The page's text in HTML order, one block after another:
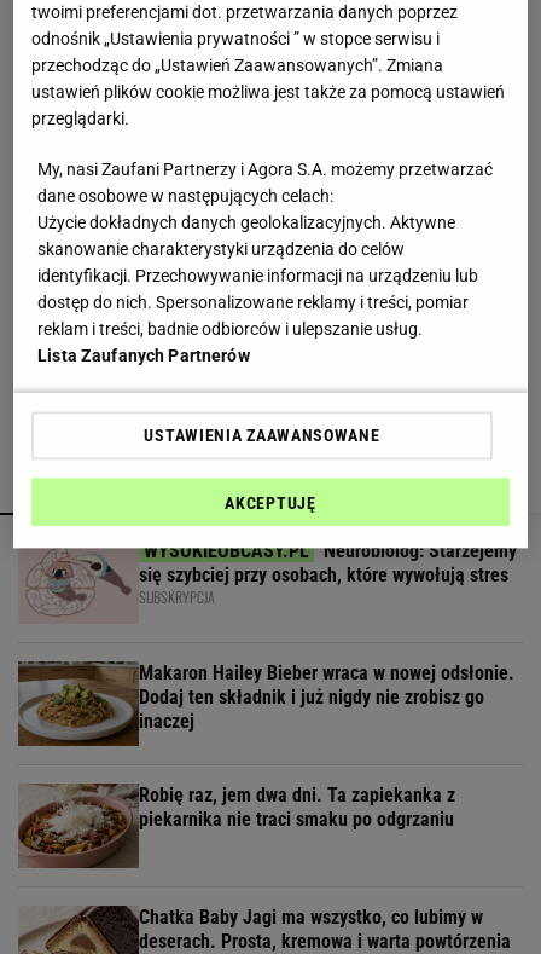
Nie mielone, nie schabowe. Obiad z piekarnika
syci i robi się prawie sam
nauki?
MATERIAŁ PROMOCYJNY
Nie robię już zapiekanki z cukinii. Ten patent
jest o niebo lepszy
Pierogi z jagodami pękają w garnku? Jeden
dodatek zatrzyma sok w środku
Neurobiolog: Starzejemy
się szybciej przy osobach, które wywołują stres
SUBSKRYPCJA
Makaron Hailey Bieber wraca w nowej odsłonie.
Dodaj ten składnik i już nigdy nie zrobisz go
inaczej
Robię raz, jem dwa dni. Ta zapiekanka z
piekarnika nie traci smaku po odgrzaniu
Chatka Baby Jagi ma wszystko, co lubimy w
deserach. Prosta, kremowa i warta powtórzenia
twoimi preferencjami dot. przetwarzania danych poprzez
odnośnik „Ustawienia prywatności ” w stopce serwisu i
przechodząc do „Ustawień Zaawansowanych”. Zmiana
ustawień plików cookie możliwa jest także za pomocą ustawień
przeglądarki.
My, nasi Zaufani Partnerzy i Agora S.A. możemy przetwarzać
dane osobowe w następujących celach:
Użycie dokładnych danych geolokalizacyjnych. Aktywne
skanowanie charakterystyki urządzenia do celów
identyfikacji. Przechowywanie informacji na urządzeniu lub
dostęp do nich. Spersonalizowane reklamy i treści, pomiar
reklam i treści, badnie odbiorców i ulepszanie usług.
Lista Zaufanych Partnerów
USTAWIENIA ZAAWANSOWANE
AKCEPTUJĘ